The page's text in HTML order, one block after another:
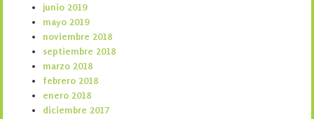
junio 2019
mayo 2019
noviembre 2018
septiembre 2018
marzo 2018
febrero 2018
enero 2018
diciembre 2017